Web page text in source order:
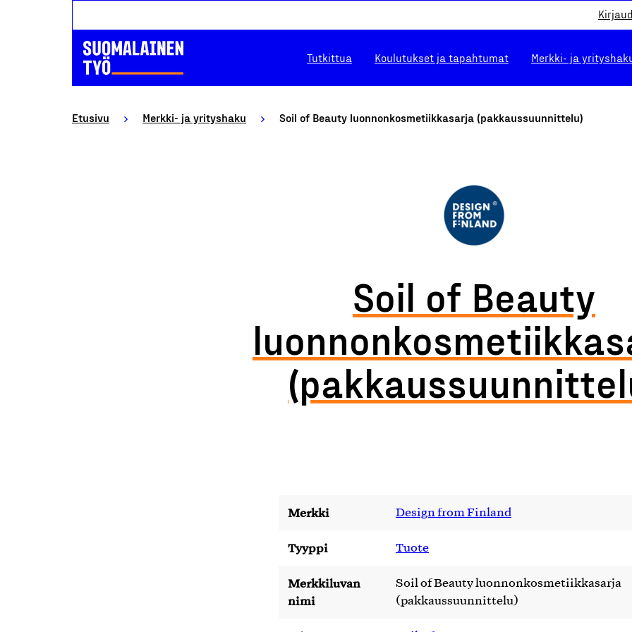
Tutkittua Koulutukset ja tapahtumat Merkki- ja
Etusivu Merkki- ja yrityshaku Soil of Beauty luonnonkosmetiikkasarja (pakkaussuunnittelu)
Soil of Beauty
Merkki Design from Finland
Tyyppi Tuote
Merkkiluvan
nimi
Soil of Beauty luonnonkosmetiikkasarja
(pakkaussuunnittelu)